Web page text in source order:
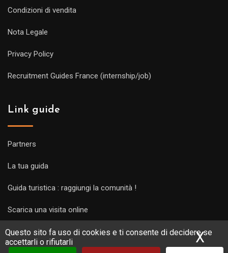
Questo sito fa uso di cookies e ti consente di decidere se
accettarli o rifiutarli
X
Condizioni di vendita
Nota Legale
Privacy Policy
Recruitment Guides France (internship/job)
Link guide
Partners
La tua guida
Guida turistica : raggiungi la comunità !
Scarica una visita online